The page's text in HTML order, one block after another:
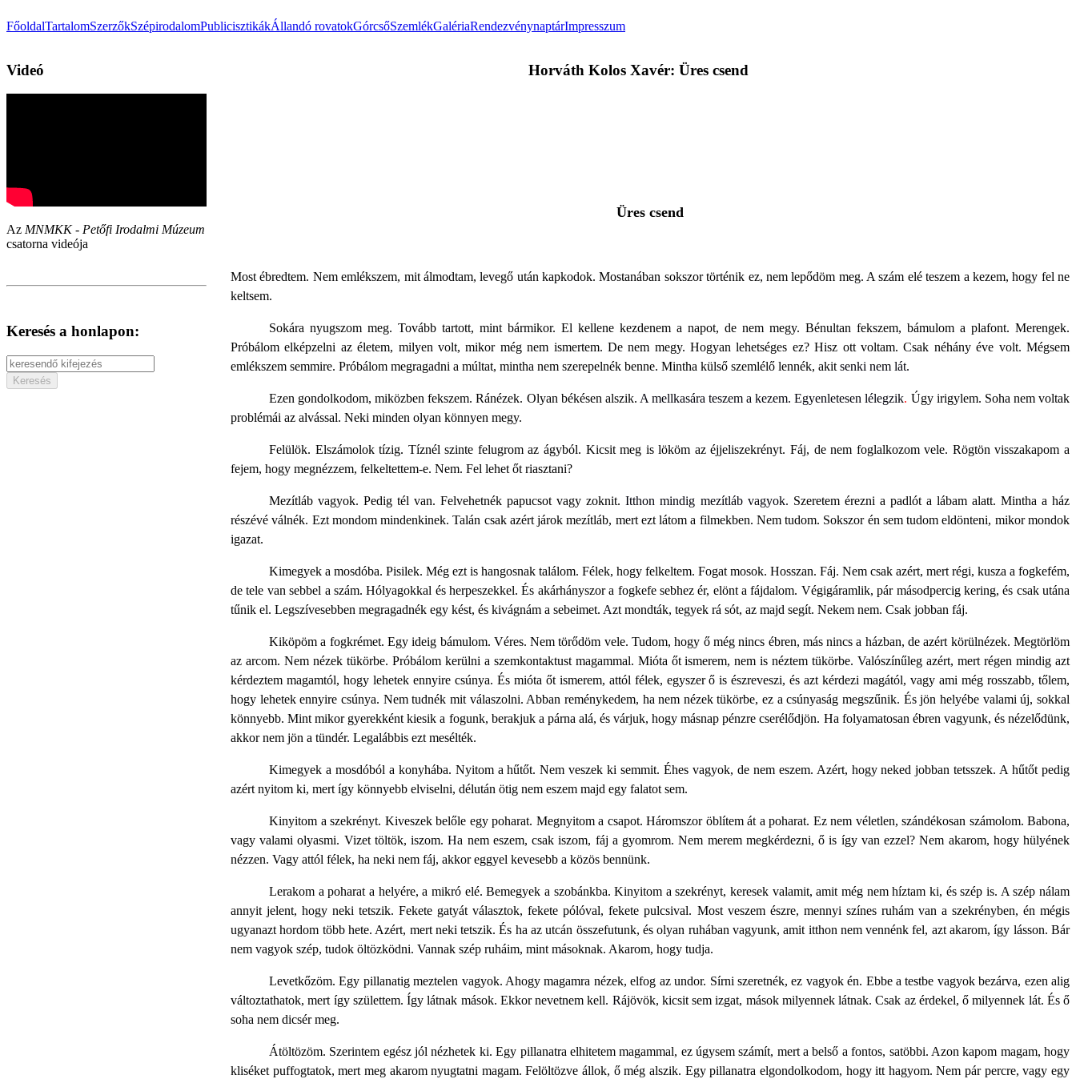
FőoldalTartalomSzerzőkSzépirodalomPublicisztikákÁllandó rovatokGórcsőSzemlékGalériaRendezvénynaptárImpresszum
Videó
Az MNMKK - Petőfi Irodalmi Múzeum
csatorna videója
Keresés a honlapon:
Horváth Kolos Xavér: Üres csend
Üres csend
Most ébredtem. Nem emlékszem, mit álmodtam, levegő után kapkodok. Mostanában sokszor történik ez, nem lepődöm meg. A szám elé teszem a kezem, hogy fel ne
keltsem.
Sokára nyugszom meg. Tovább tartott, mint bármikor. El kellene kezdenem a napot, de nem megy. Bénultan fekszem, bámulom a plafont. Merengek.
Próbálom elképzelni az életem, milyen volt, mikor még nem ismertem. De nem megy. Hogyan lehetséges ez? Hisz ott voltam. Csak néhány éve volt. Mégsem
emlékszem semmire. Próbálom megragadni a múltat, mintha nem szerepelnék benne. Mintha külső szemlélő lennék, akitsenki nem lát.
Ezen gondolkodom, miközben fekszem. Ránézek. Olyan békésen alszik. A mellkasára teszem a kezem. Egyenletesen lélegzik. Úgy irigylem. Soha nem voltak
problémái az alvással. Neki minden olyan könnyen megy.
Felülök. Elszámolok tízig. Tíznél szinte felugrom az ágyból. Kicsit meg is lököm az éjjeliszekrényt. Fáj, de nem foglalkozom vele. Rögtön visszakapom a
fejem, hogy megnézzem, felkeltettem-e. Nem. Fel lehet őt riasztani?
Mezítláb vagyok. Pedig tél van. Felvehetnék papucsot vagy zoknit.Itthon mindig mezítláb vagyok. Szeretem érezni a padlót a lábam alatt. Mintha a ház
részévé válnék. Ezt mondom mindenkinek. Talán csak azért járok mezítláb, mert ezt látom a filmekben. Nem tudom. Sokszor én sem tudom eldönteni, mikor mondok
igazat.
Kimegyek a mosdóba. Pisilek. Még ezt is hangosnak találom. Félek, hogy felkeltem. Fogat mosok. Hosszan. Fáj. Nem csak azért, mert régi, kusza a fogkefém,
de tele van sebbel a szám. Hólyagokkal és herpeszekkel. És akárhányszor a fogkefe sebhez ér, elönt a fájdalom. Végigáramlik, pár másodpercig kering, és csak utána
tűnik el. Legszívesebben megragadnék egy kést, és kivágnám a sebeimet. Azt mondták, tegyek rá sót, az majd segít. Nekem nem. Csak jobban fáj.
Kiköpöm a fogkrémet. Egy ideig bámulom. Véres. Nem törődöm vele. Tudom, hogy ő még nincs ébren, más nincs a házban, de azért körülnézek. Megtörlöm
az arcom. Nem nézek tükörbe. Próbálom kerülni a szemkontaktust magammal. Mióta őt ismerem, nem is néztem tükörbe. Valószínűleg azért, mert régen mindig azt
kérdeztem magamtól, hogy lehetek ennyire csúnya. És mióta őt ismerem, attól félek, egyszer ő is észreveszi, és azt kérdezi magától, vagy ami még rosszabb, tőlem,
hogy lehetek ennyire csúnya. Nem tudnék mit válaszolni. Abban reménykedem, ha nem nézek tükörbe, ez a csúnyaság megszűnik. És jön helyébe valami új, sokkal
könnyebb. Mint mikor gyerekként kiesik a fogunk, berakjuk a párna alá, és várjuk, hogy másnap pénzre cserélődjön. Ha folyamatosan ébren vagyunk, és nézelődünk,
akkor nem jön a tündér. Legalábbis ezt mesélték.
Kimegyek a mosdóból a konyhába. Nyitom a hűtőt. Nem veszek ki semmit. Éhes vagyok, de nem eszem. Azért, hogy neked jobban tetsszek. A hűtőt pedig
azért nyitom ki, mert így könnyebb elviselni, délután ötig nem eszem majd egy falatot sem.
Kinyitom a szekrényt. Kiveszek belőle egy poharat. Megnyitom a csapot. Háromszor öblítem át a poharat. Ez nem véletlen, szándékosan számolom. Babona,
vagy valami olyasmi. Vizet töltök, iszom.Ha nem eszem, csak iszom, fáj a gyomrom. Nem merem megkérdezni, ő is így van ezzel? Nem akarom, hogy hülyének
nézzen. Vagy attól félek, ha neki nem fáj, akkor eggyel kevesebb a közös bennünk.
Lerakom a poharat a helyére, a mikró elé. Bemegyek a szobánkba. Kinyitom a szekrényt, keresek valamit, amit még nem híztam ki, és szép is. A szép nálam
annyit jelent, hogy neki tetszik. Fekete gatyát választok, fekete pólóval, fekete pulcsival. Most veszem észre, mennyi színes ruhám van a szekrényben, én mégis
ugyanazt hordom több hete. Azért, mert neki tetszik. És ha az utcán összefutunk, és olyan ruhában vagyunk, amit itthon nem vennénk fel, azt akarom, így lásson. Bár
nem vagyok szép, tudok öltözködni. Vannak szép ruháim, mint másoknak. Akarom, hogy tudja.
Levetkőzöm. Egy pillanatig meztelen vagyok. Ahogy magamra nézek, elfog az undor. Sírni szeretnék, ez vagyok én. Ebbe a testbe vagyok bezárva, ezen alig
változtathatok, mert így születtem. Így látnak mások. Ekkor nevetnem kell. Rájövök, kicsit sem izgat, mások milyennek látnak. Csak az érdekel, ő milyennek lát. És ő
soha nem dicsér meg.
Átöltözöm. Szerintem egész jól nézhetek ki. Egy pillanatra elhitetem magammal, ez úgysem számít, mert a belső a fontos, satöbbi. Azon kapom magam, hogy
kliséket puffogtatok, mert meg akarom nyugtatni magam. Felöltözve állok, ő még alszik. Egy pillanatra elgondolkodom, hogy itt hagyom. Nem pár percre, vagy egy